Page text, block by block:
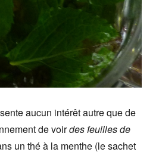
aucun intérêt autre que de
de voirdes feuilles de
un thé à la menthe (le sachet